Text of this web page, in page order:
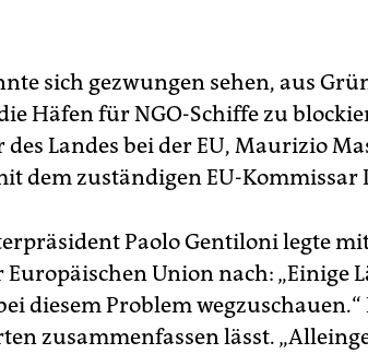
sich gezwungen sehen, aus
Häfen für NGO-Schiffe zu
des Landes bei der EU, Maurizio
dem zuständigen EU-
Paolo Gentiloni legte
Europäischen Union nach: „Einige
diesem Problem wegzuschauen.“
zusammenfassen lässt.